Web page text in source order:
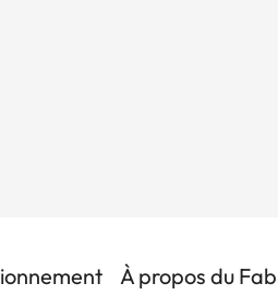
À propos du